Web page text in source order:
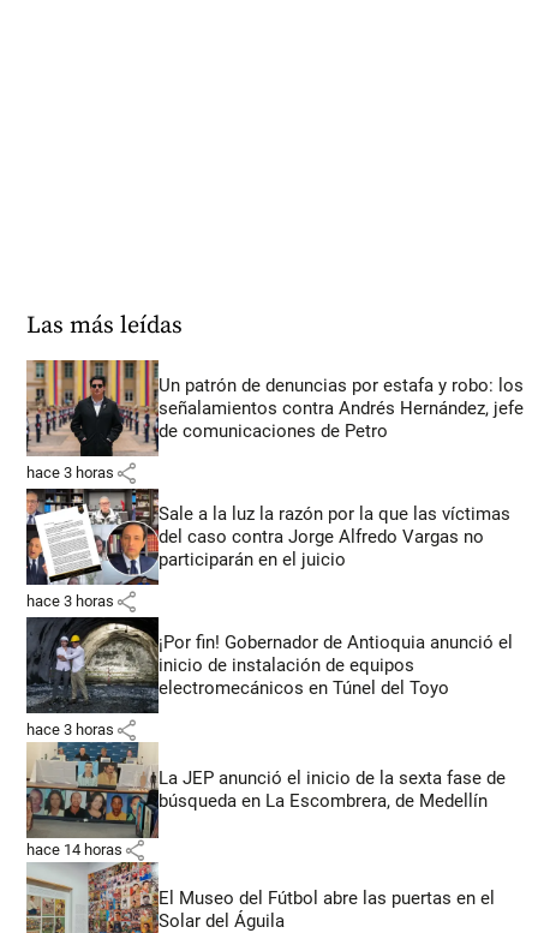
Las más leídas
Un patrón de denuncias por estafa y robo: los
señalamientos contra Andrés Hernández, jefe
de comunicaciones de Petro
hace 3 horas share
Sale a la luz la razón por la que las víctimas
del caso contra Jorge Alfredo Vargas no
participarán en el juicio
hace 3 horas share
¡Por fin! Gobernador de Antioquia anunció el
inicio de instalación de equipos
electromecánicos en Túnel del Toyo
hace 3 horas share
La JEP anunció el inicio de la sexta fase de
búsqueda en La Escombrera, de Medellín
hace 14 horas share
El Museo del Fútbol abre las puertas en el
Solar del Águila